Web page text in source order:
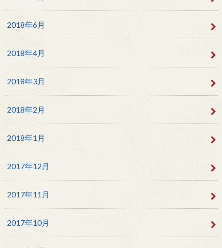
2018年6月
2018年4月
2018年3月
2018年2月
2018年1月
2017年12月
2017年11月
2017年10月